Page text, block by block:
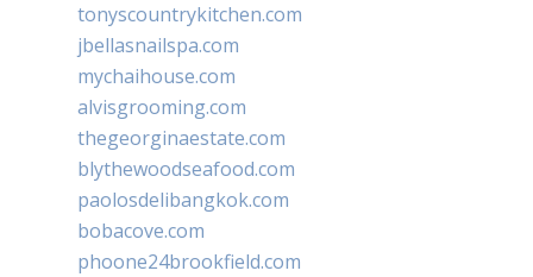
tonyscountrykitchen.com
jbellasnailspa.com
mychaihouse.com
alvisgrooming.com
thegeorginaestate.com
blythewoodseafood.com
paolosdelibangkok.com
bobacove.com
phoone24brookfield.com